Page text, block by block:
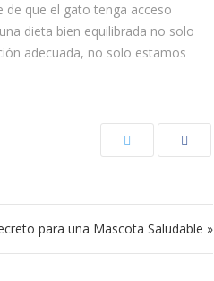
de que el gato tenga acceso
dieta bien equilibrada no solo
adecuada, no solo estamos
para una Mascota Saludable »